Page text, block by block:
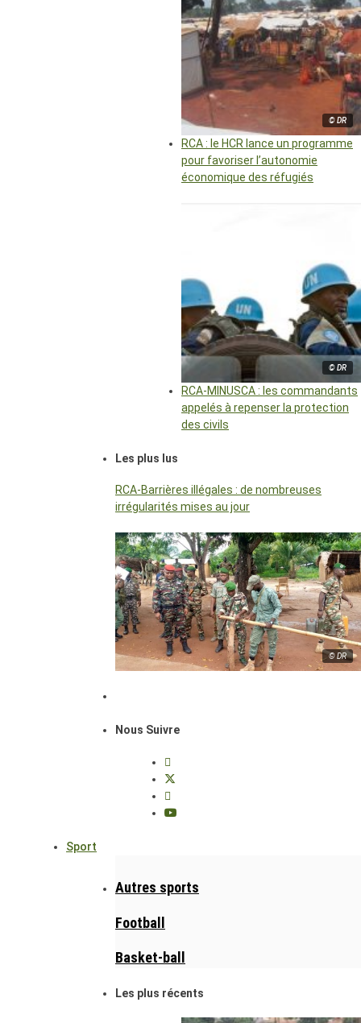
© DR
RCA : le HCR lance un programme
pour favoriser l’autonomie
économique des réfugiés
© DR
RCA-MINUSCA : les commandants
appelés à repenser la protection
des civils
Les plus lus
RCA-Barrières illégales : de nombreuses
irrégularités mises au jour
© DR
Nous Suivre
Sport
Autres sports
Football
Basket-ball
Les plus récents